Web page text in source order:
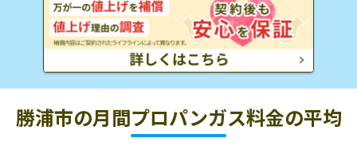
勝浦市の月間プロパンガス料金の平均